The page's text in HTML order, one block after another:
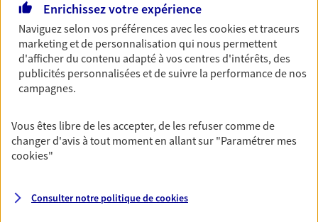
Retraite
Préparez sereinement ce nouveau chapitre de
votre vie avec les conseils d'un expert. Découvrez
notre solution PER (Plan Epargne Retraite)
spécialement conçue pour la retraite.
Découvrir l'offre Retraite
contrat prévoyance. Préservez vos proches en cas
Enrichissez votre expérience
Naviguez selon vos préférences avec lescookies et traceurs
marketing et de personnalisation qui nous permettent
d'afficher du contenu adapté à vos centres d'intérêts, des
publicités personnalisées et de suivre la performance de nos
campagnes.
Vous êtes libre de les accepter, de les refuser comme de
changer d'avis à tout moment en allant sur "Paramétrer mes
cookies"
Consulter notre politique decookies